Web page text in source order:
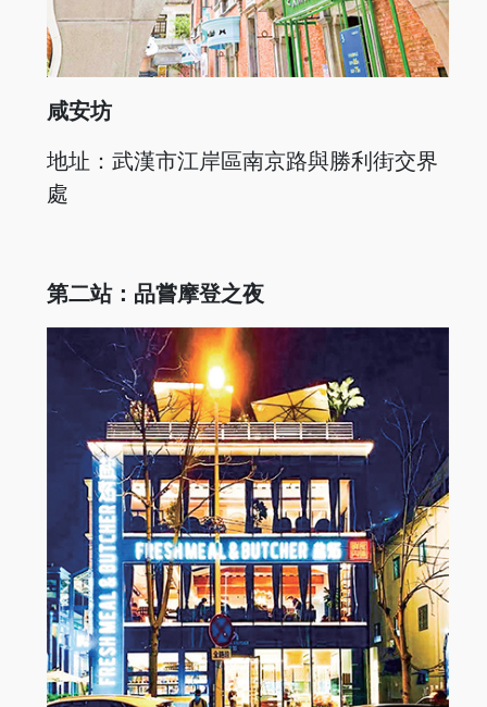
咸安坊
地址：武漢市江岸區南京路與勝利街交界
處
第二站：品嘗摩登之夜